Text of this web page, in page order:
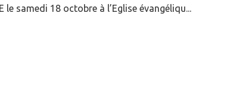
le samedi 18 octobre à l’Eglise évangéliqu...